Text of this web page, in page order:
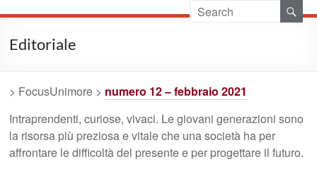
Editoriale
> FocusUnimore > numero 12 – febbraio 2021
Intraprendenti, curiose, vivaci. Le giovani generazioni sono
la risorsa più preziosa e vitale che una società ha per
affrontare le difficoltà del presente e per progettare il futuro.